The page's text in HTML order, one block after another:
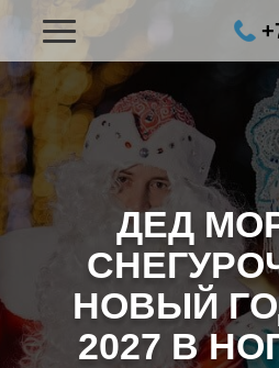
ДЕД
НОВЫЙ
2027 В